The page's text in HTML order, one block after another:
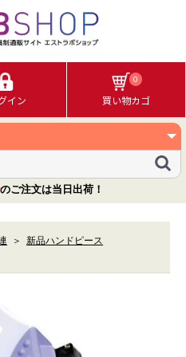
イン
0
買い物カゴ
のご注文は当日出荷！
＞
新品ハンドピース